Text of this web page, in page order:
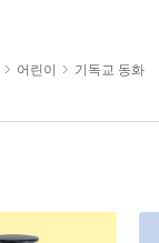
어린이 기독교 동화